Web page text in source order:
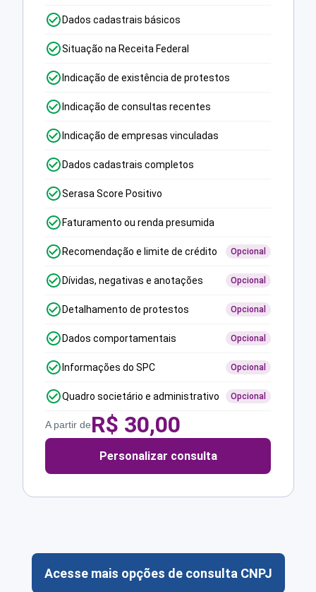
Dados cadastrais básicos
Situação na Receita Federal
Indicação de existência de protestos
Indicação de consultas recentes
Indicação de empresas vinculadas
Dados cadastrais completos
Serasa Score Positivo
Faturamento ou renda presumida
Recomendação e limite de crédito Opcional
Dívidas, negativas e anotações Opcional
Detalhamento de protestos Opcional
Dados comportamentais Opcional
Informações do SPC Opcional
Quadro societário e administrativo Opcional
A partir deR$ 30,00
Personalizar consulta
Acesse mais opções de consulta CNPJ